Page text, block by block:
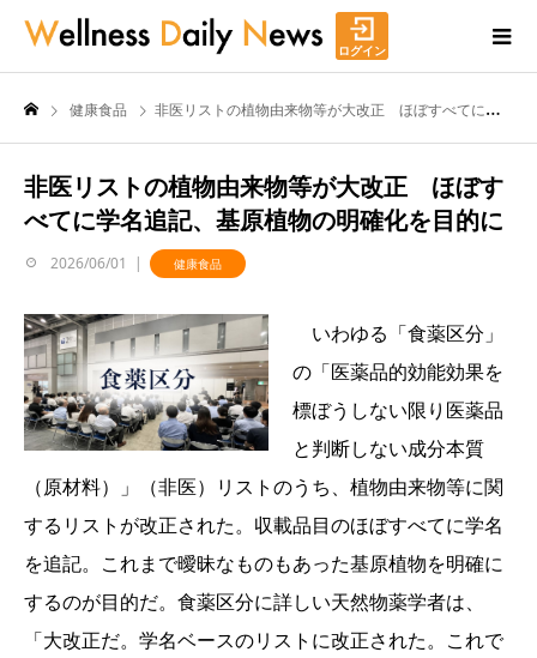
ログイン
健康食品 非医リストの植物由来物等が大改正 ほぼすべてに学名追記、基原植物の明確化を目的に
非医リストの植物由来物等が大改正 ほぼす
べてに学名追記、基原植物の明確化を目的に
2026/06/01 健康食品
いわゆる「食薬区分」
の「医薬品的効能効果を
標ぼうしない限り医薬品
と判断しない成分本質
（原材料）」（非医）リストのうち、植物由来物等に関
するリストが改正された。収載品目のほぼすべてに学名
を追記。これまで曖昧なものもあった基原植物を明確に
するのが目的だ。食薬区分に詳しい天然物薬学者は、
「大改正だ。学名ベースのリストに改正された。これで